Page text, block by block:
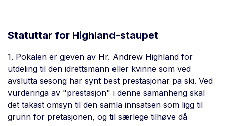
Statuttar for Highland-staupet
1. Pokalen er gjeven av Hr. Andrew Highland for
utdeling til den idrettsmann eller kvinne som ved
avslutta sesong har synt best prestasjonar pa ski. Ved
vurderinga av "prestasjon" i denne samanheng skal
det takast omsyn til den samla innsatsen som ligg til
grunn for pretasjonen, og til særlege tilhøve då